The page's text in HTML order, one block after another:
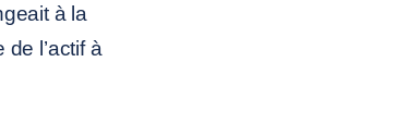
à la
l’actif à